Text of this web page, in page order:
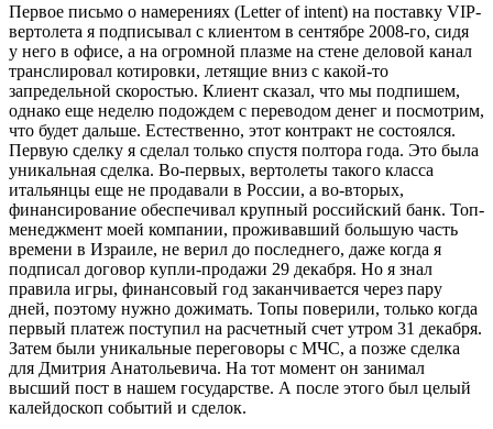
Первое письмо о намерениях (Letter of intent) на поставку VIP-
вертолета я подписывал с клиентом в сентябре 2008-го, сидя
у него в офисе, а на огромной плазме на стене деловой канал
транслировал котировки, летящие вниз с какой-то
запредельной скоростью. Клиент сказал, что мы подпишем,
однако еще неделю подождем с переводом денег и посмотрим,
что будет дальше. Естественно, этот контракт не состоялся.
Первую сделку я сделал только спустя полтора года. Это была
уникальная сделка. Во-первых, вертолеты такого класса
итальянцы еще не продавали в России, а во-вторых,
финансирование обеспечивал крупный российский банк. Топ-
менеджмент моей компании, проживавший большую часть
времени в Израиле, не верил до последнего, даже когда я
подписал договор купли-продажи 29 декабря. Но я знал
правила игры, финансовый год заканчивается через пару
дней, поэтому нужно дожимать. Топы поверили, только когда
первый платеж поступил на расчетный счет утром 31 декабря.
Затем были уникальные переговоры с МЧС, а позже сделка
для Дмитрия Анатольевича. На тот момент он занимал
высший пост в нашем государстве. А после этого был целый
калейдоскоп событий и сделок.